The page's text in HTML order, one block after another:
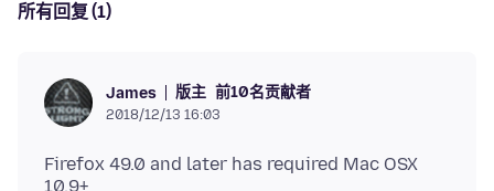
所有回复 (1)
James 版主 前10名贡献者
2018/12/13 16:03
Firefox 49.0 and later has required Mac OSX